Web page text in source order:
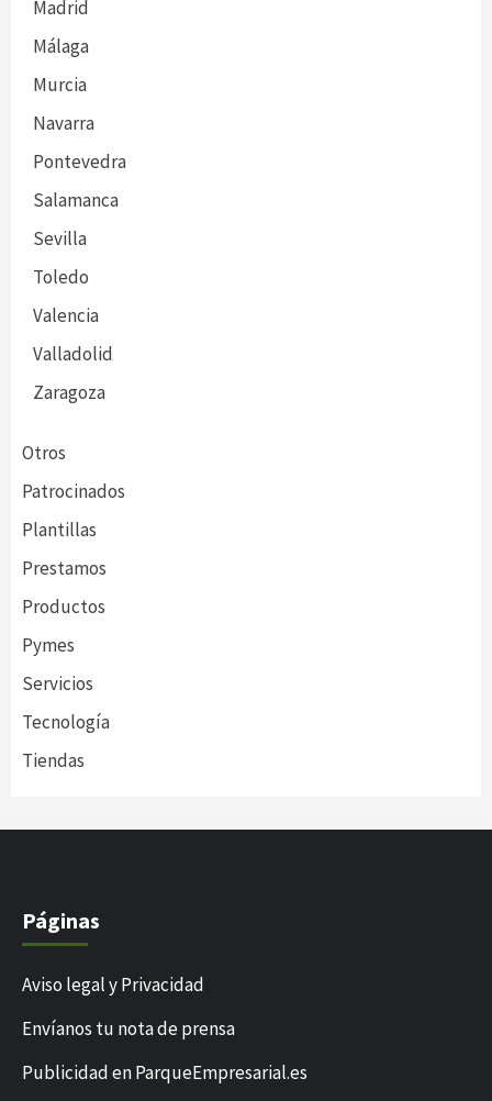
Madrid
Málaga
Murcia
Navarra
Pontevedra
Salamanca
Sevilla
Toledo
Valencia
Valladolid
Zaragoza
Otros
Patrocinados
Plantillas
Prestamos
Productos
Pymes
Servicios
Tecnología
Tiendas
Páginas
Aviso legal y Privacidad
Envíanos tu nota de prensa
Publicidad en ParqueEmpresarial.es